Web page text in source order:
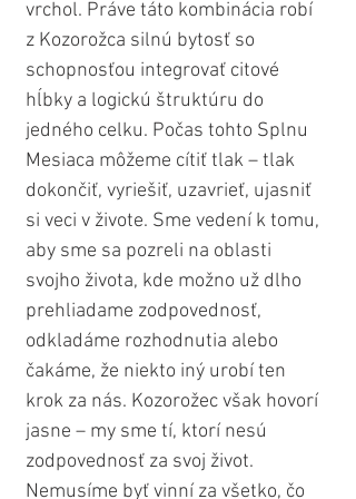
vrchol. Práve táto kombinácia robí
z Kozorožca silnú bytosť so
schopnosťou integrovať citové
hĺbky a logickú štruktúru do
jedného celku. Počas tohto Splnu
Mesiaca môžeme cítiť tlak – tlak
dokončiť, vyriešiť, uzavrieť, ujasniť
si veci v živote. Sme vedení k tomu,
aby sme sa pozreli na oblasti
svojho života, kde možno už dlho
prehliadame zodpovednosť,
odkladáme rozhodnutia alebo
čakáme, že niekto iný urobí ten
krok za nás. Kozorožec však hovorí
jasne – my sme tí, ktorí nesú
zodpovednosť za svoj život.
Nemusíme byť vinní za všetko, čo